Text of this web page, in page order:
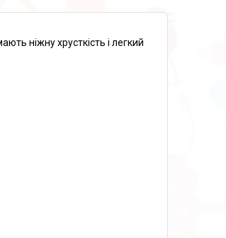
ніжну хрусткість і легкий